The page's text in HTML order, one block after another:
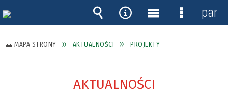
MAPA STRONY AKTUALNOŚCI PROJEKTY
AKTUALNOŚCI
Wyszukiwarka
Narzędzia
Menu
główne
Menu
panel